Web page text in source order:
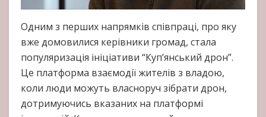
Одним з перших напрямків співпраці, про яку
вже домовилися керівники громад, стала
популяризація ініціативи “Куп’янський дрон”.
Це платформа взаємодії жителів з владою,
коли люди можуть власноруч зібрати дрон,
дотримуючись вказаних на платформі